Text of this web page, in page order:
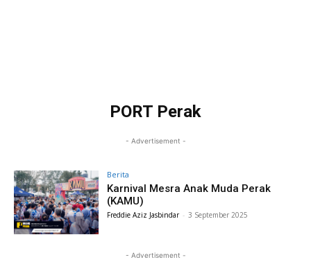
PORT Perak
- Advertisement -
Berita
Karnival Mesra Anak Muda Perak
(KAMU)
Freddie Aziz Jasbindar - 3 September 2025
- Advertisement -